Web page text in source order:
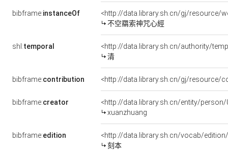
bibframe:instanceOf
<http://data.library.sh.cn/gj/resource/
不空羂索神咒心經
shl:temporal
<http://data.library.sh.cn/authority/
清
bibframe:contribution <http://data.library.sh.cn/gj/resource/
bibframe:creator
<http://data.library.sh.cn/entity/
xuanzhuang
bibframe:edition
<http://data.library.sh.cn/vocab/
刻本